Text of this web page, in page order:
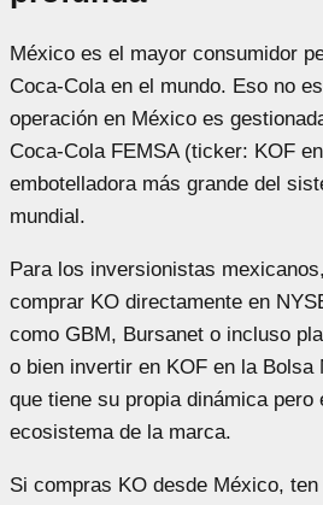
México es el mayor consumidor
Coca-Cola en el mundo. Eso no
operación en México es
Coca-Cola FEMSA (ticker: KOF
embotelladora más grande del
mundial.
Para los inversionistas
comprar KO directamente en
como GBM, Bursanet o incluso
o bien invertir en KOF en la Bolsa
que tiene su propia dinámica pero
ecosistema de la marca.
Si compras KO desde México,